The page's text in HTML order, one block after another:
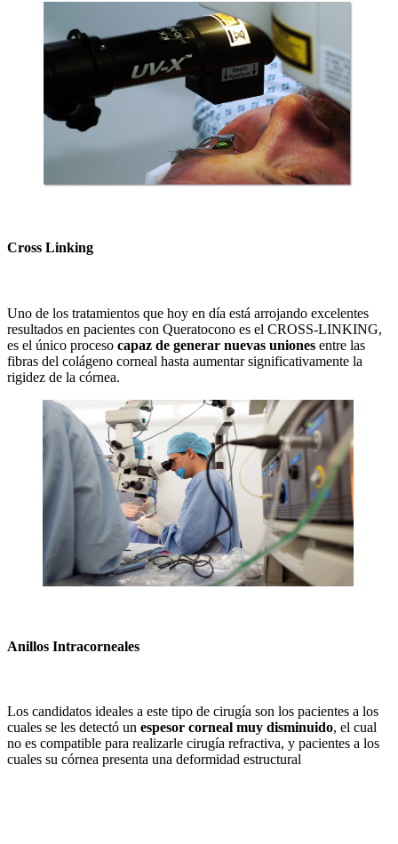
Cross Linking
Uno de los tratamientos que hoy en día está arrojando excelentes
resultados en pacientes con Queratocono es el CROSS-LINKING,
es el único proceso capaz de generar nuevas uniones entre las
fibras del colágeno corneal hasta aumentar significativamente la
rigidez de la córnea.
Anillos Intracorneales
Los candidatos ideales a este tipo de cirugía son los pacientes a los
cuales se les detectó un espesor corneal muy disminuido, el cual
no es compatible para realizarle cirugía refractiva, y pacientes a los
cuales su córnea presenta una deformidad estructural